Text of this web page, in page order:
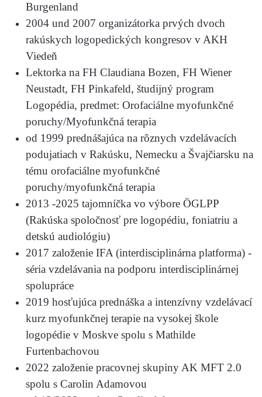
Burgenland
2004 und 2007 organizátorka prvých dvoch
rakúskych logopedických kongresov v AKH
Viedeň
Lektorka na FH Claudiana Bozen, FH Wiener
Neustadt, FH Pinkafeld, študijný program
Logopédia, predmet: Orofaciálne myofunkčné
poruchy/Myofunkčná terapia
od 1999 prednášajúca na rôznych vzdelávacích
podujatiach v Rakúsku, Nemecku a Švajčiarsku na
tému orofaciálne myofunkčné
poruchy/myofunkčná terapia
2013 -2025 tajomníčka vo výbore ÖGLPP
(Rakúska spoločnosť pre logopédiu, foniatriu a
detskú audiológiu)
2017 založenie IFA (interdisciplinárna platforma) -
séria vzdelávania na podporu interdisciplinárnej
spolupráce
2019 hosťujúca prednáška a intenzívny vzdelávací
kurz myofunkčnej terapie na vysokej škole
logopédie v Moskve spolu s Mathilde
Furtenbachovou
2022 založenie pracovnej skupiny AK MFT 2.0
spolu s Carolin Adamovou